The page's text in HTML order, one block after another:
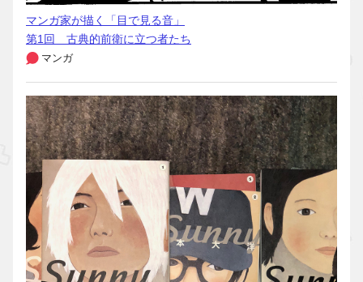
マンガ家が描く「目で見る音」
第1回 古典的前衛に立つ者たち
マンガ